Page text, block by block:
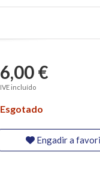
6,00 €
IVE incluído
Esgotado
Engadir a